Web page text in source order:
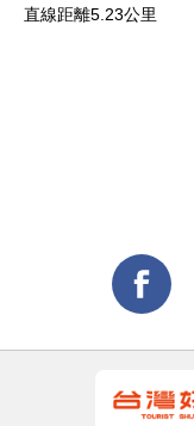
直線距離5.23公里